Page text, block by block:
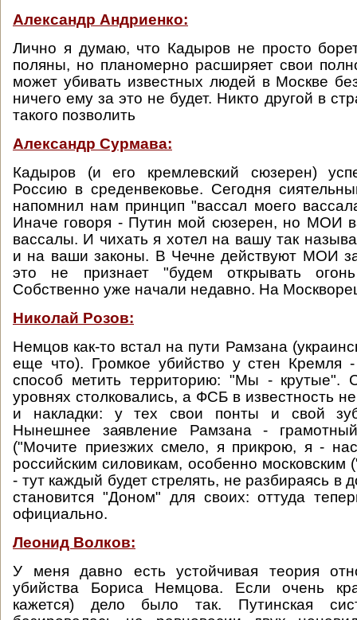
Александр Андриенко:
Лично я думаю, что Кадыров не просто
поляны, но планомерно расширяет свои
может убивать известных людей в Москве
ничего ему за это не будет. Никто другой в
такого позволить
Александр Сурмава:
Кадыров (и его кремлевский сюзерен)
Россию в среденвековье. Сегодня
напомнил нам принцип "вассал моего
Иначе говоря - Путин мой сюзерен, но МОИ
вассалы. И чихать я хотел на вашу так
и на ваши законы. В Чечне действуют МОИ
это не признает "будем открывать
Собственно уже начали недавно. На
Николай Розов:
Немцов как-то встал на пути Рамзана
еще что). Громкое убийство у стен Кремля -
способ метить территорию: "Мы -
уровнях столковались, а ФСБ в известность
и накладки: у тех свои понты и свой
Нынешнее заявление Рамзана -
("Мочите приезжих смело, я прикрою, я -
российским силовикам, особенно московским
- тут каждый будет стрелять, не разбираясь в
становится "Доном" для своих: оттуда
официально.
Леонид Волков:
У меня давно есть устойчивая теория
убийства Бориса Немцова. Если очень
кажется) дело было так. Путинская